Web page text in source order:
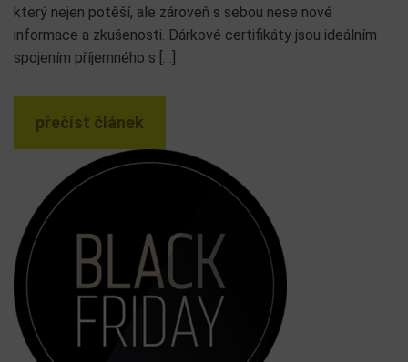
který nejen potěší, ale zároveň s sebou nese nové
informace a zkušenosti. Dárkové certifikáty jsou ideálním
spojením příjemného s […]
přečíst článek